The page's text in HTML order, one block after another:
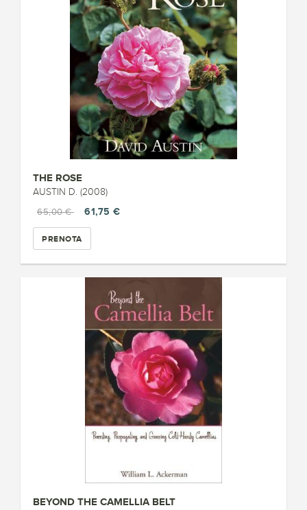
THE ROSE
AUSTIN D. (2008)
65,00 €
61,75 €
PRENOTA
BEYOND THE CAMELLIA BELT